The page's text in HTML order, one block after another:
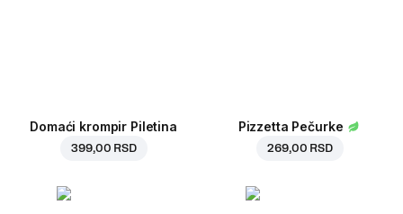
Domaći krompir Piletina
399,00 RSD
Pizzetta Pečurke
269,00 RSD